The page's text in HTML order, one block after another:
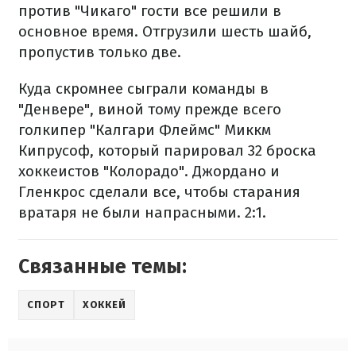
против "Чикаго" гости все решили в
основное время. Отгрузили шесть шайб,
пропустив только две.
Куда скромнее сыграли команды в
"Денвере", виной тому прежде всего
голкипер "Калгари Флеймс" Миккм
Кипрусоф, который парировал 32 броска
хоккеистов "Колорадо". Джордано и
Гленкрос сделали все, чтобы старания
вратаря не были напрасными. 2:1.
Связанные темы:
СПОРТ ХОККЕЙ